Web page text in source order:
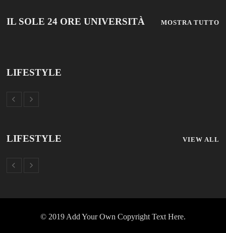
IL SOLE 24 ORE UNIVERSITÀ MOSTRA TUTTO
LIFESTYLE
LIFESTYLE VIEW ALL
© 2019 Add Your Own Copyright Text Here.